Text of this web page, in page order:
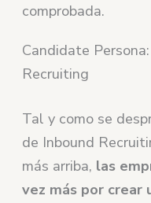
comprobada.
Candidate
Recruiting
Tal y como se
de Inbound
más arriba, las
vez más por